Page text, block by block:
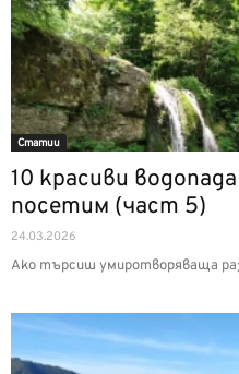
Статии
10 красиви
посетим (част 5)
24.03.2026
Ако търсиш умиротворяваща